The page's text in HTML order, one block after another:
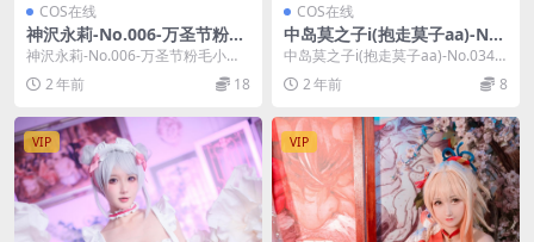
COS在线
神沢永莉-No.006-万圣节粉毛
小恶魔 [41P]
神沢永莉-No.006-万圣节粉毛小恶
魔 [41P]，神沢永莉在线作品导航：
神沢...2 年前 18
COS在线
中岛莫之子i(抱走莫子aa)-No.
034-2B靡烟旗袍 [40P 1V]
中岛莫之子i(抱走莫子aa)-No.034-2
B靡烟旗袍 [40P 1V]，中岛...
2 年前 8
VIP VIP